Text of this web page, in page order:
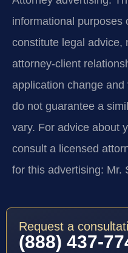
informational purposes
constitute legal advice,
attorney-client
application change
do not guarantee a
vary. For advice about
consult a licensed
for this advertising: Mr.
Request a
(888) 437-